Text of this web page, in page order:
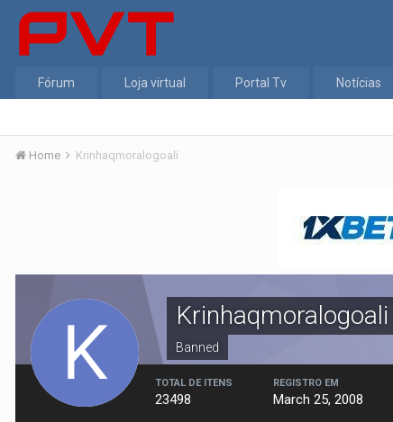
Fórum Loja virtual Portal Tv Notícias
Home Krinhaqmoralogoali
Krinhaqmoralogoali
Banned
TOTAL DE ITENS
23498
REGISTRO EM
March 25, 2008